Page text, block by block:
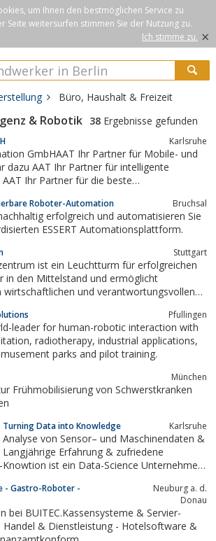
um Ihnen den bestmöglichen Service zu
Seite weitersurfen stimmen Sie der Nutzung zu.
Ich stimme zu. ×
Büro, Haushalt & Freizeit
& Robotik 38 Ergebnisse gefunden
Karlsruhe
GmbHAAT Ihr Partner für Mobile- und
dazu AAT Ihr Partner für intelligente
Ihr Partner für die beste
Roboter-Automation Bruchsal
erfolgreich und automatisieren Sie
ESSERT Automationsplattform.
Stuttgart
ist ein Leuchtturm für erfolgreichen
in den Mittelstand und ermöglicht
wirtschaftlichen und verantwortungsvollen
Pfullingen
leader for human-robotic interaction with
applications,
reseach, amusement parks and pilot training.
München
Frühmobilisierung von Schwerstkranken
Data into Knowledge Karlsruhe
von Sensor– und Maschinendaten &
Erfahrung & zufriedene
ist ein Data-Science Unternehmen
- Gastro-Roboter -
Neuburg a. d.
Donau
bei BUITEC.Kassensysteme & Servier-